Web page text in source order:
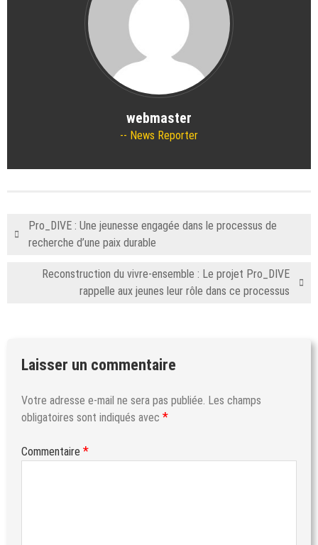
webmaster
News Reporter
Pro_DIVE : Une jeunesse engagée dans le processus de
recherche d’une paix durable
Reconstruction du vivre-ensemble : Le projet Pro_DIVE
rappelle aux jeunes leur rôle dans ce processus
Laisser un commentaire
Votre adresse e-mail ne sera pas publiée. Les champs
obligatoires sont indiqués avec *
Commentaire *